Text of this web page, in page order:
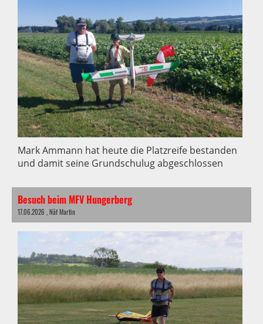
Mark Ammann hat heute die Platzreife bestanden
und damit seine Grundschulug abgeschlossen
Besuch beim MFV Hungerberg
17.06.2026 , Näf Martin